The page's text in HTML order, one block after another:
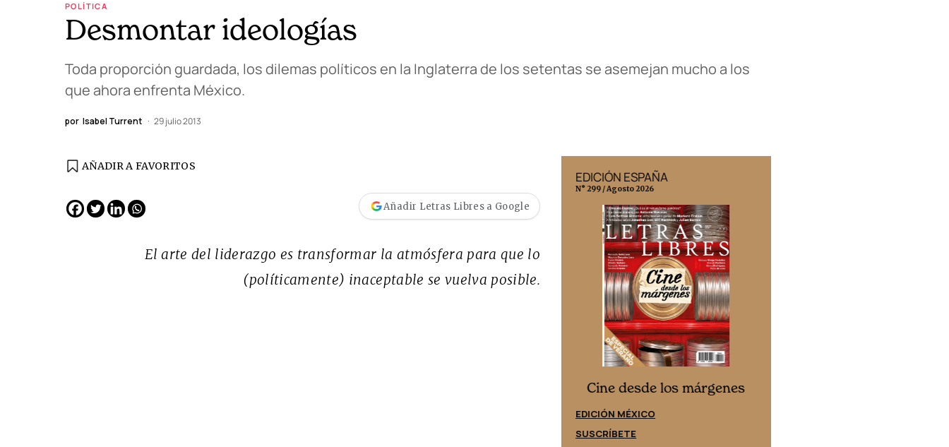
POLÍTICA
Desmontar ideologías
Toda proporción guardada, los dilemas políticos en la Inglaterra de los setentas se asemejan mucho a los
que ahora enfrenta México.
por Isabel Turrent 29 julio 2013
AÑADIR A FAVORITOS
Añadir Letras Libres a Google
El arte del liderazgo es transformar la atmósfera para que lo
(políticamente) inaceptable se vuelva posible.
EDICIÓN ESPAÑA
N° 299 / Agosto 2026
Cine desde los márgenes
EDICIÓN MÉXICO
SUSCRÍBETE